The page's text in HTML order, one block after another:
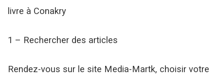
livre à Conakry
1 – Rechercher des articles
Rendez-vous sur le site Media-Martk, choisir votre